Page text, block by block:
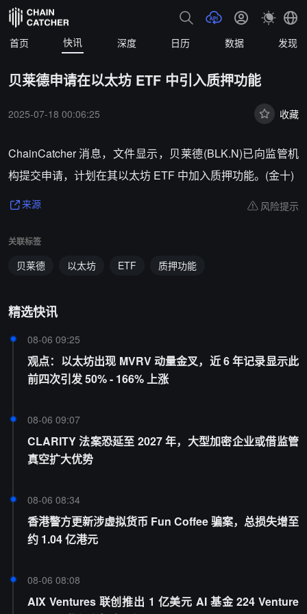
首页 快讯 深度 日历 数据 发现
贝莱德申请在以太坊 ETF 中引入质押功能
2025-07-18 00:06:25 收藏
ChainCatcher 消息，文件显示，贝莱德(BLK.N)已向监管机
构提交申请，计划在其以太坊 ETF 中加入质押功能。(金十)
来源 风险提示
关联标签
贝莱德 以太坊 ETF 质押功能
精选快讯
08-06 09:25
观点：以太坊出现 MVRV 动量金叉，近 6 年记录显示此
前四次引发 50% - 166% 上涨
08-06 09:07
CLARITY 法案恐延至 2027 年，大型加密企业或借监管
真空扩大优势
08-06 08:34
香港警方更新涉虚拟货币 Fun Coffee 骗案，总损失增至
约 1.04 亿港元
08-06 08:08
AIX Ventures 联创推出 1 亿美元 AI 基金 224 Venture